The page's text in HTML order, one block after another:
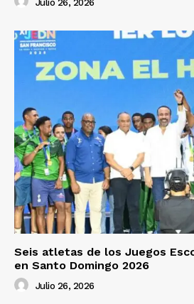
Julio 26, 2026
Seis atletas de los Juegos
en Santo Domingo 2026
Julio 26, 2026